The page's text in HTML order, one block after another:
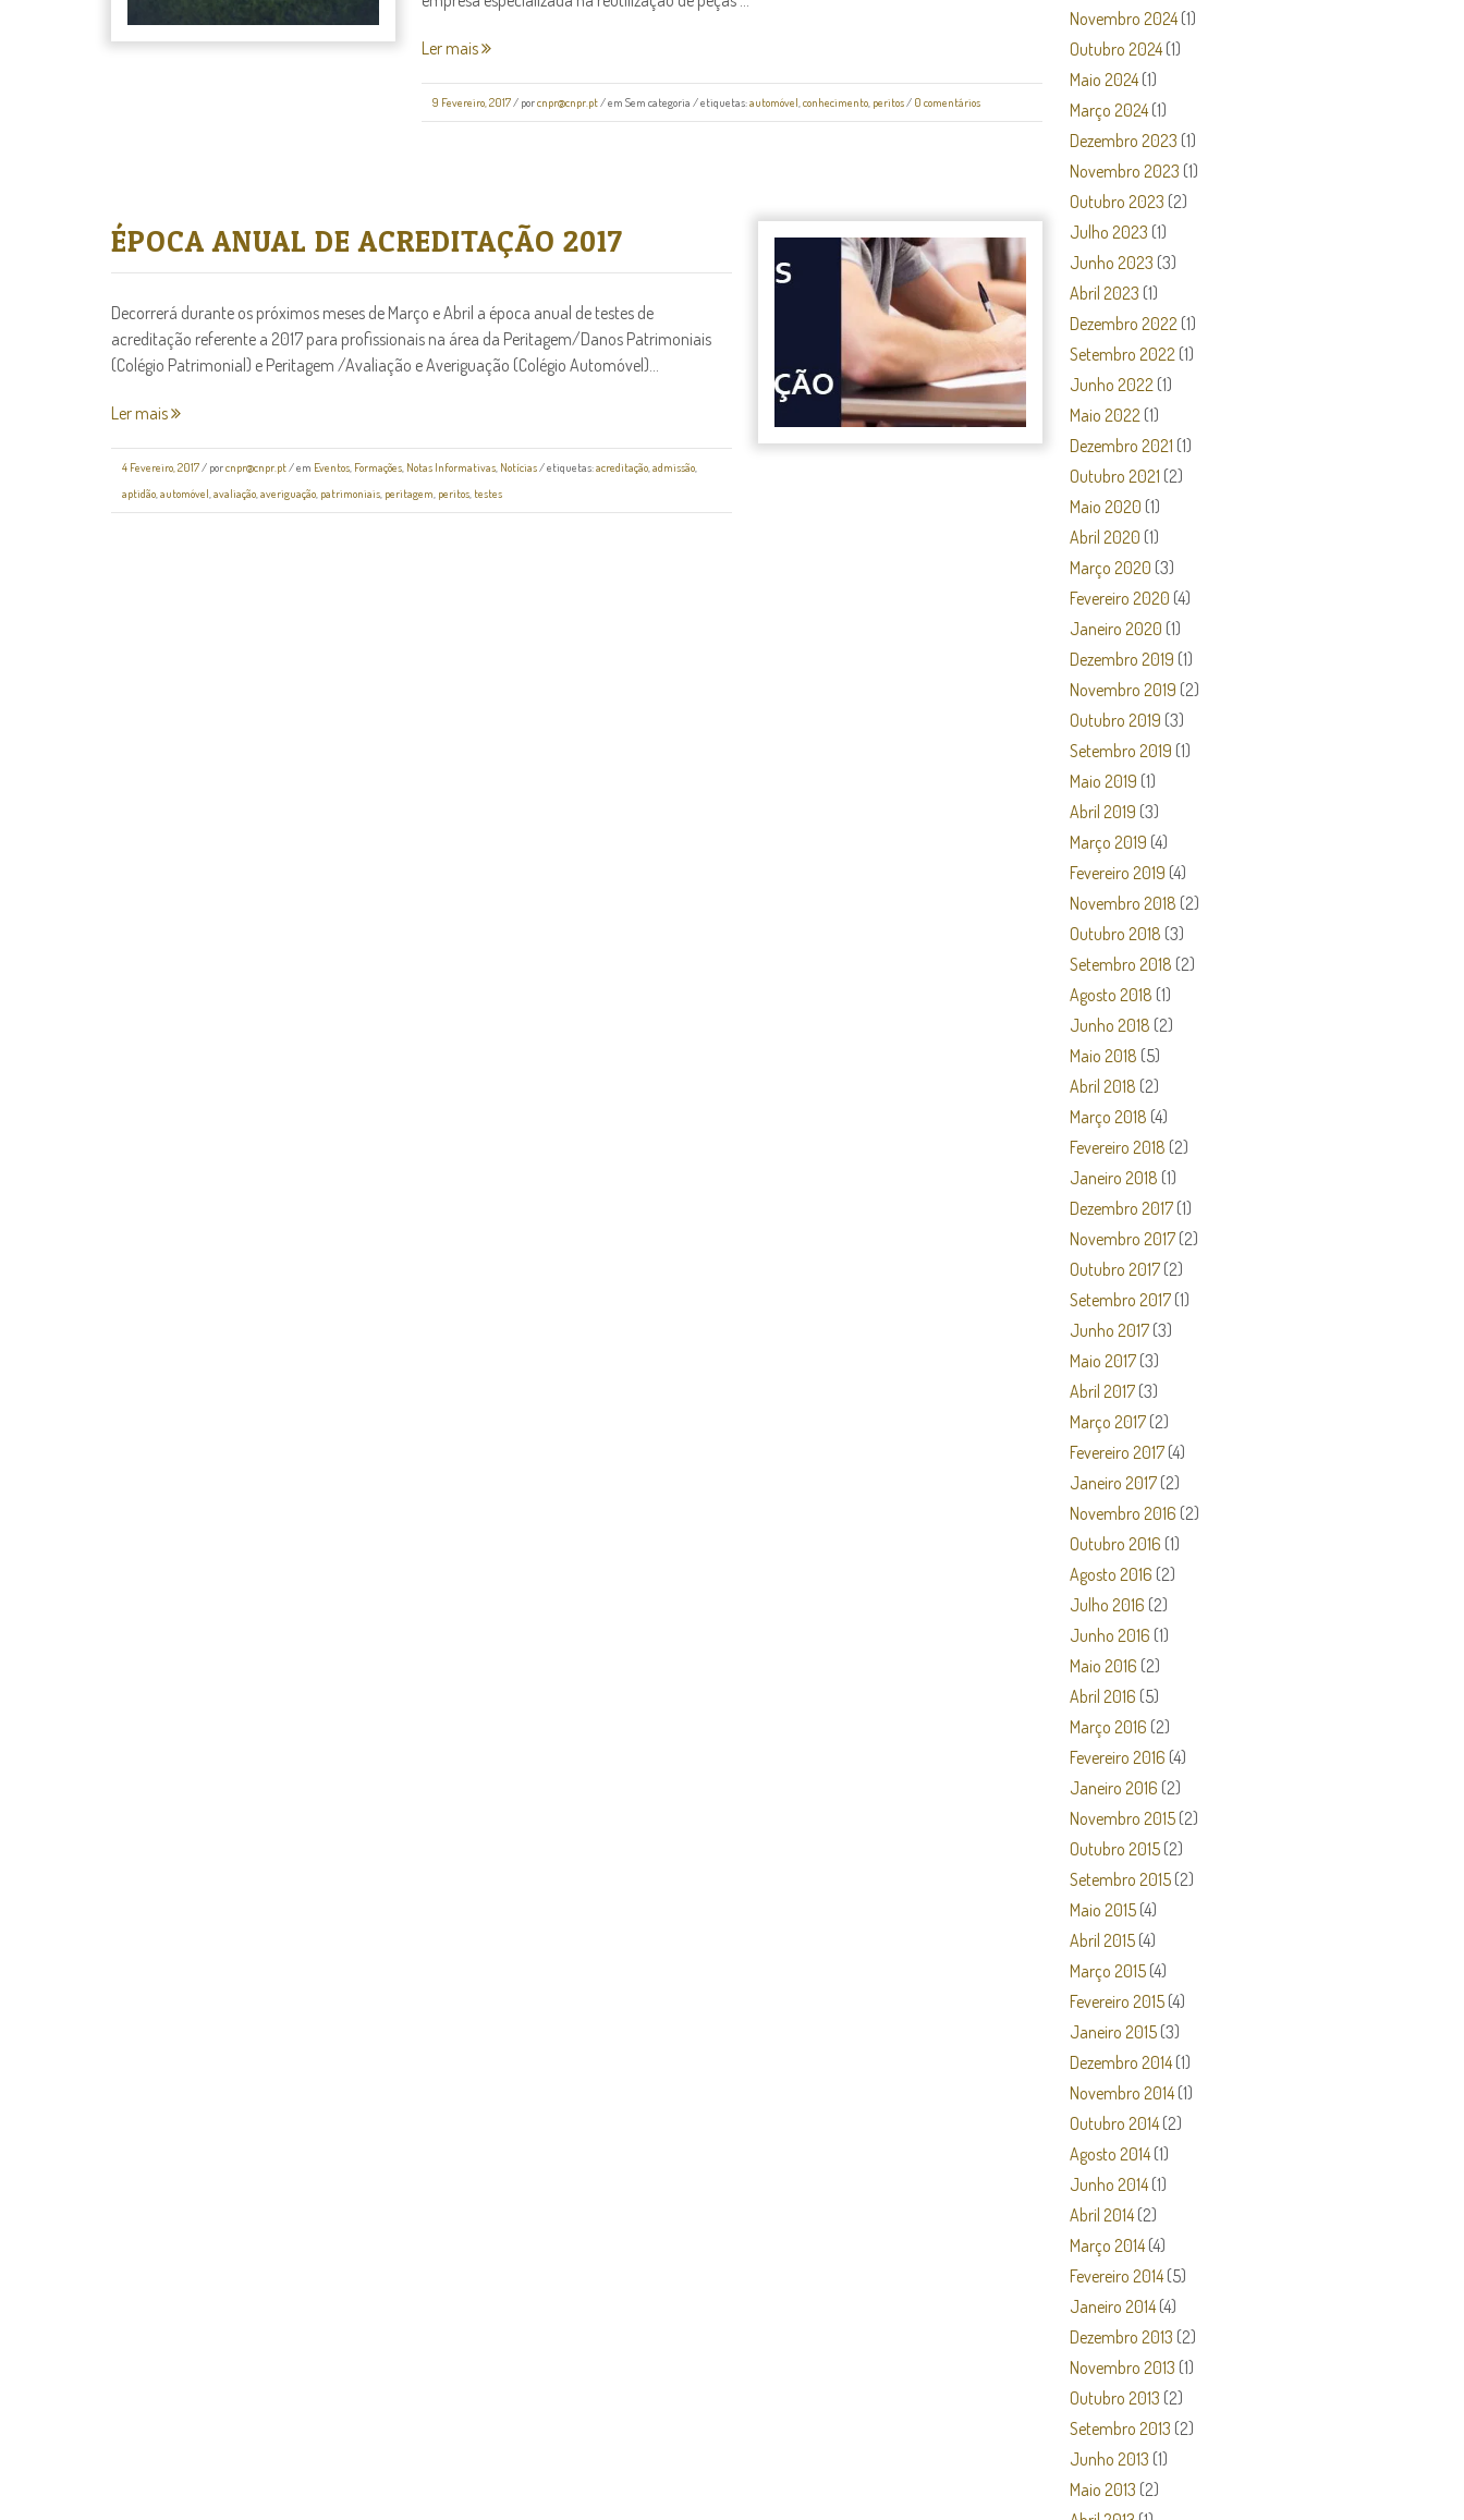
Ler mais
9 Fevereiro, 2017/ porcnpr@cnpr.pt/ em Sem categoria / etiquetas:automóvel,conhecimento, peritos/ 0 comentários
ÉPOCA ANUAL DE ACREDITAÇÃO 2017
Decorrerá durante os próximos meses de Março e Abril a época anual de testes de
acreditação referente a 2017 para profissionais na área da Peritagem/Danos Patrimoniais
(Colégio Patrimonial) e Peritagem /Avaliação e Averiguação (Colégio Automóvel)...
Ler mais
4 Fevereiro, 2017 / porcnpr@cnpr.pt / em Eventos Formações Notas Informativas Notícias / etiquetas:acreditação ,admissão
aptidão ,automóvel ,avaliação ,averiguação patrimoniais peritagem peritos testes
Novembro 2024(1)
Outubro 2024(1)
Maio 2024(1)
Março 2024(1)
Dezembro 2023 (1)
Novembro 2023 (1)
Outubro 2023 (2)
Julho 2023 (1)
Junho 2023 (3)
Abril 2023 (1)
Dezembro 2022 (1)
Setembro 2022 (1)
Junho 2022 (1)
Maio 2022 (1)
Dezembro 2021 (1)
Outubro 2021 (2)
Maio 2020 (1)
Abril 2020 (1)
Março 2020 (3)
Fevereiro 2020 (4)
Janeiro 2020 (1)
Dezembro 2019 (1)
Novembro 2019 (2)
Outubro 2019 (3)
Setembro 2019 (1)
Maio 2019 (1)
Abril 2019 (3)
Março 2019 (4)
Fevereiro 2019 (4)
Novembro 2018 (2)
Outubro 2018 (3)
Setembro 2018 (2)
Agosto 2018 (1)
Junho 2018 (2)
Maio 2018 (5)
Abril 2018 (2)
Março 2018 (4)
Fevereiro 2018 (2)
Janeiro 2018 (1)
Dezembro 2017 (1)
Novembro 2017 (2)
Outubro 2017 (2)
Setembro 2017 (1)
Junho 2017 (3)
Maio 2017 (3)
Abril 2017 (3)
Março 2017 (2)
Fevereiro 2017 (4)
Janeiro 2017 (2)
Novembro 2016 (2)
Outubro 2016 (1)
Agosto 2016 (2)
Julho 2016 (2)
Junho 2016 (1)
Maio 2016 (2)
Abril 2016 (5)
Março 2016 (2)
Fevereiro 2016 (4)
Janeiro 2016 (2)
Novembro 2015 (2)
Outubro 2015 (2)
Setembro 2015 (2)
Maio 2015 (4)
Abril 2015 (4)
Março 2015 (4)
Fevereiro 2015 (4)
Janeiro 2015 (3)
Dezembro 2014(1)
Novembro 2014(1)
Outubro 2014(2)
Agosto 2014(1)
Junho 2014(1)
Abril 2014(2)
Março 2014(4)
Fevereiro 2014(5)
Janeiro 2014(4)
Dezembro 2013 (2)
Novembro 2013 (1)
Outubro 2013 (2)
Setembro 2013 (2)
Junho 2013 (1)
Maio 2013 (2)